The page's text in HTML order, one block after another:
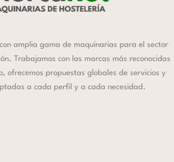
amplia gama de maquinarias para el sector
Trabajamos con las marcas más reconocidas
ofrecemos propuestas globales de servicios y
a cada perfil y a cada necesidad.